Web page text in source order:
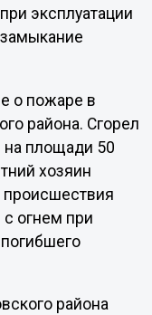
эксплуатации
о пожаре в
района. Сгорел
площади 50
хозяин
огнем при
района